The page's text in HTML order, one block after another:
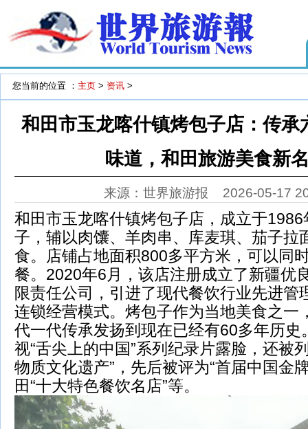
您当前的位置 ： 主页 > 资讯 >
和田市玉龙喀什镇烤包子店：传承
味道，和田旅游美食新
来源：世界旅游报 2026-05-17
和田市玉龙喀什镇烤包子店，成立于
子，辅以肉馕、羊肉串、库麦琪、茄子拉
食。店铺占地面积800多平方米，可以同
餐。2020年6月，该店注册成立了新疆优
限责任公司，引进了现代餐饮行业先进管
连锁经营模式。烤包子作为当地美食之一
代一代传承发扬到现在已经有60多年历史
视“舌尖上的中国”系列纪录片露脸，还被
物质文化遗产”，先后被评为“首届中国金
田“十大特色餐饮名店”等。